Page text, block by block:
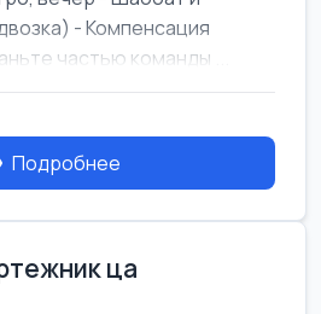
- Компенсация
частью команды ...
Подробнее
ца